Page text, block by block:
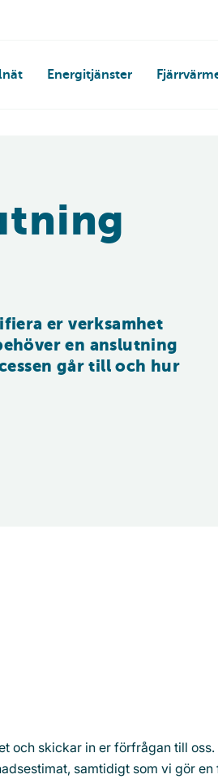
Energitjänster
er verksamhet
en anslutning
går till och hur
och skickar in er förfrågan till oss.
samtidigt som vi gör en